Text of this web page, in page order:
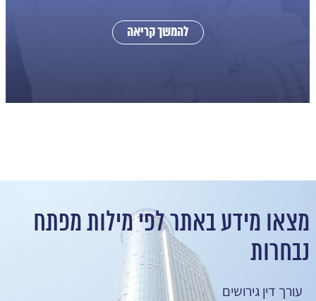
להמשך קריאה
מצאו מידע באתר לפי מילות מפתח
נבחרות
עורך דין גירושים